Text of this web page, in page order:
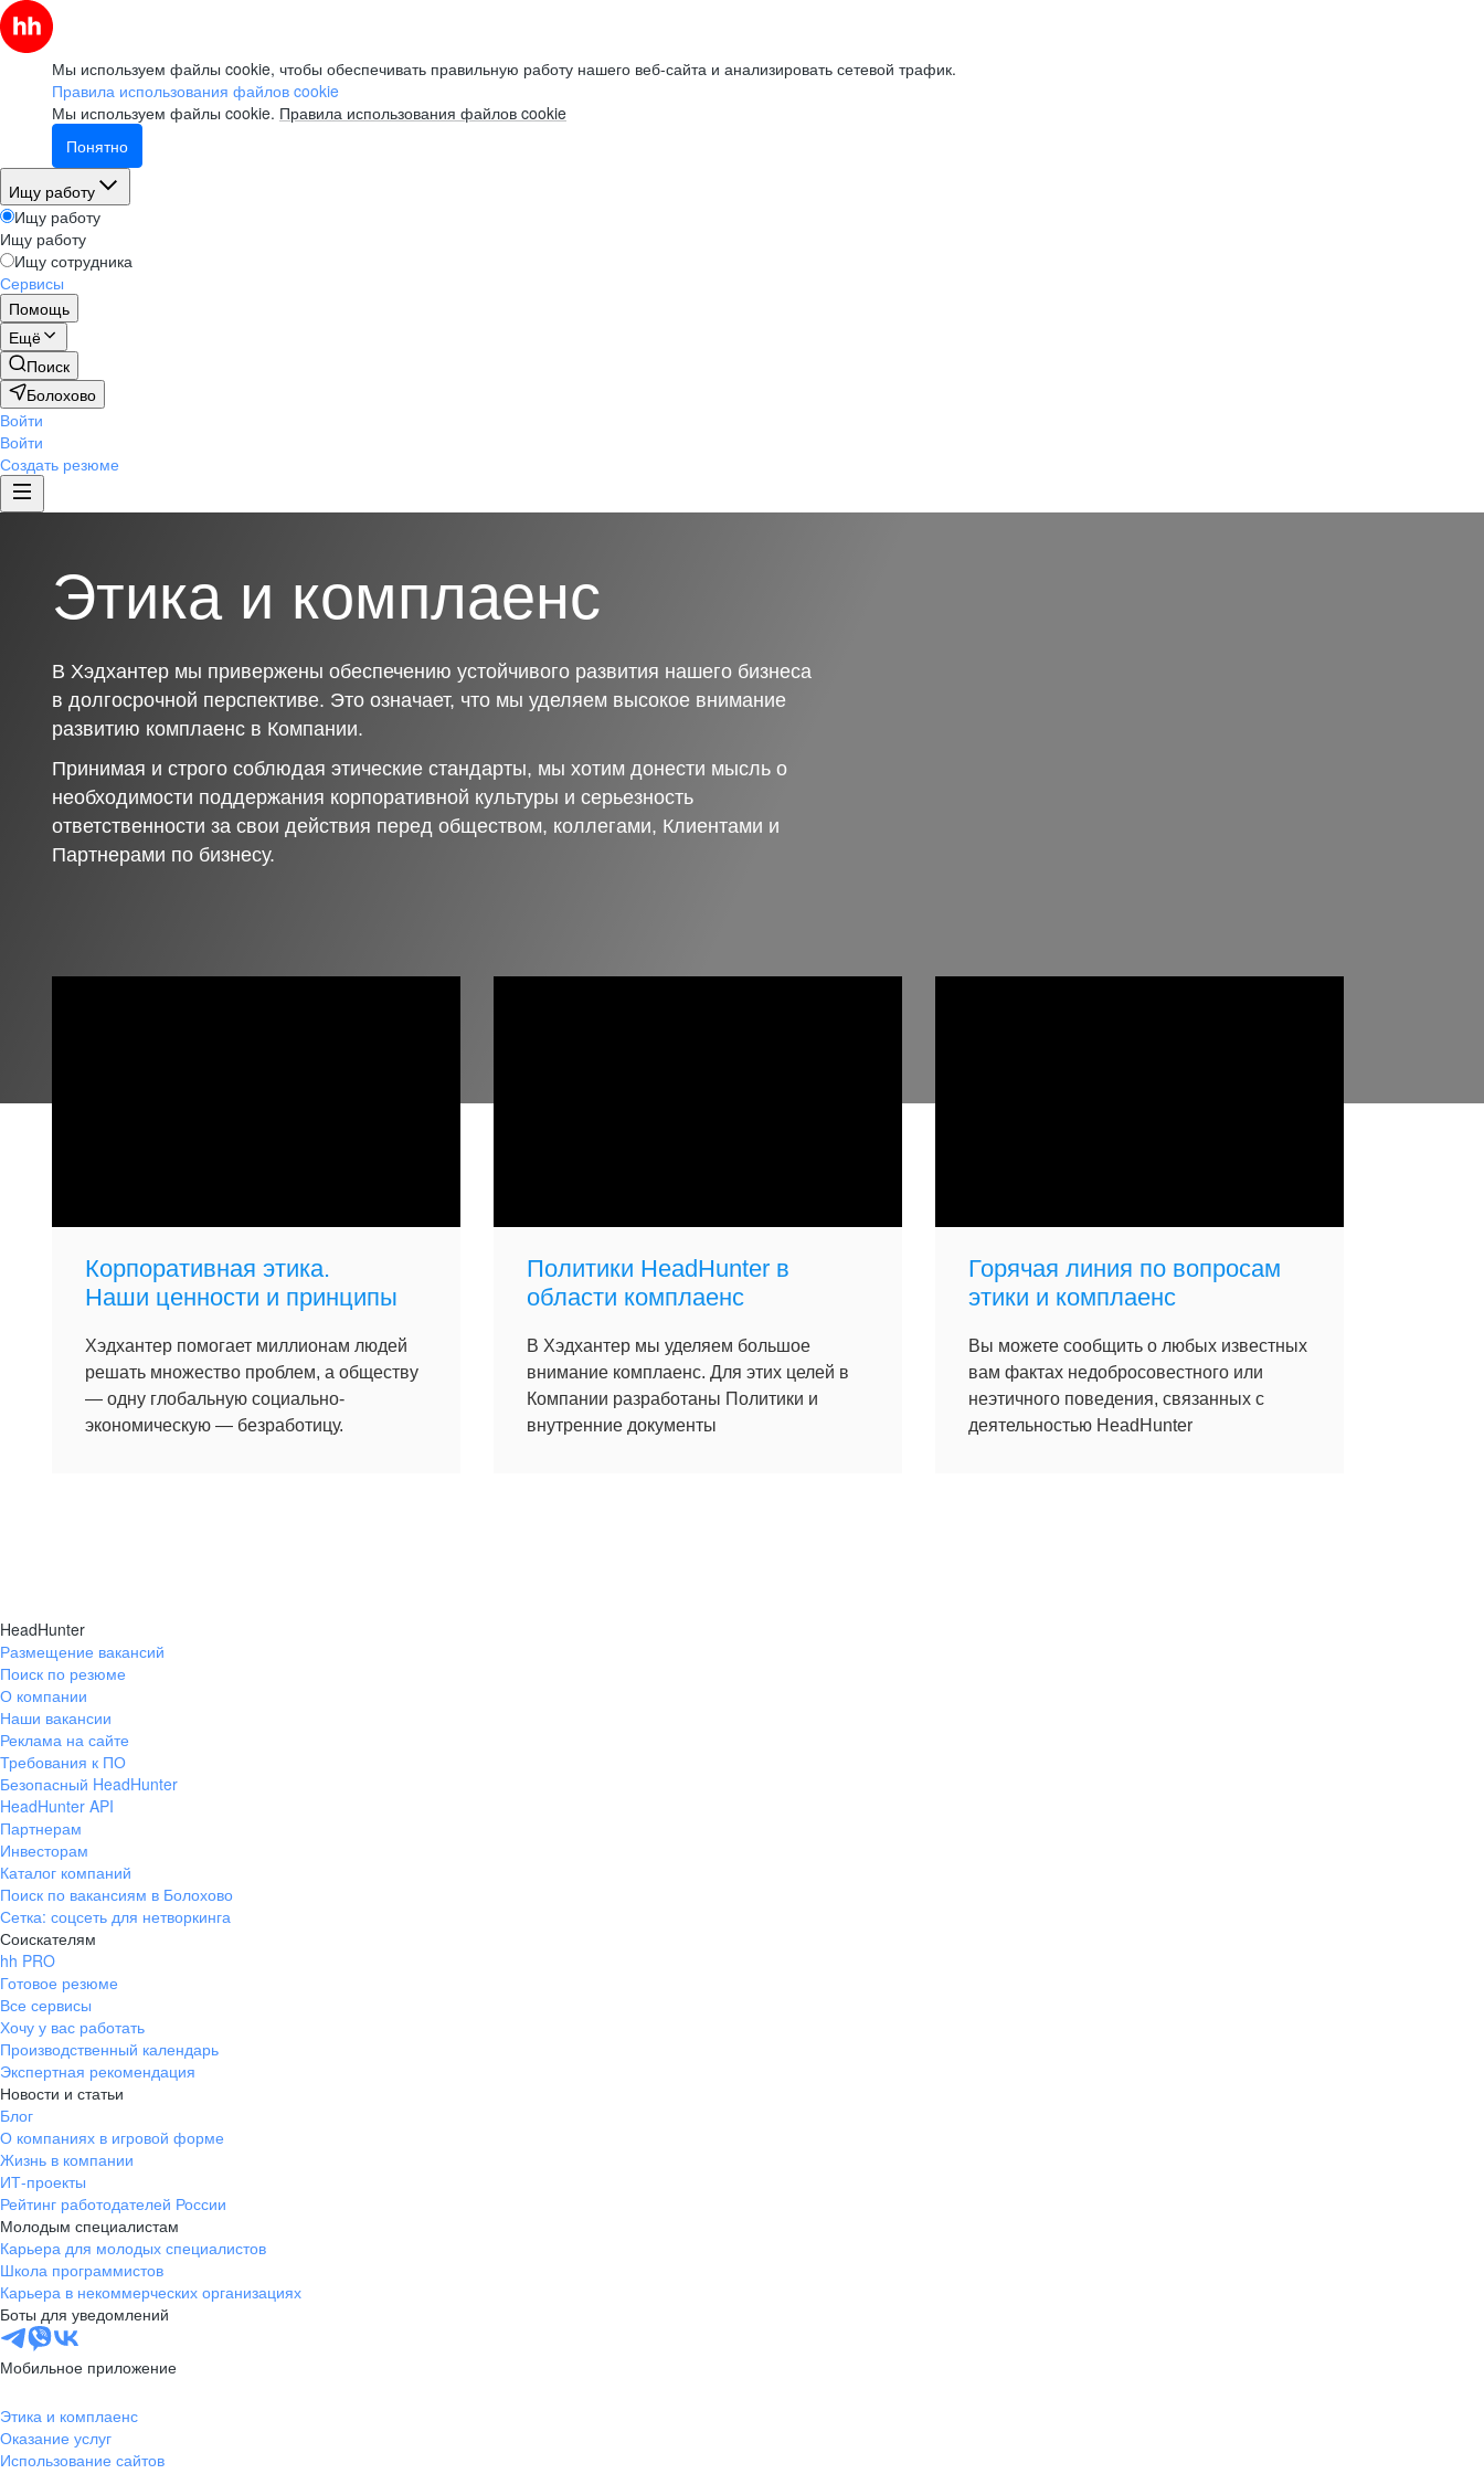
Мы используем файлы cookie, чтобы обеспечивать правильную работу нашего веб-сайта и анализировать сетевой трафик.
Правила использования файлов cookie
Мы используем файлы cookie. Правила использования файлов cookie
Понятно
Ищу работу
Ищу работу
Ищу работу
Ищу сотрудника
Сервисы
Помощь
Ещё
Поиск
Болохово
Войти
Войти
Создать резюме
Этика и комплаенс
В Хэдхантер мы привержены обеспечению устойчивого развития нашего бизнеса
в долгосрочной перспективе. Это означает, что мы уделяем высокое внимание
развитию комплаенс в Компании.
Принимая и строго соблюдая этические стандарты, мы хотим донести мысль о
необходимости поддержания корпоративной культуры и серьезность
ответственности за свои действия перед обществом, коллегами, Клиентами и
Партнерами по бизнесу.
Корпоративная этика.
Наши ценности и принципы
Хэдхантер помогает миллионам людей
решать множество проблем, а обществу
— одну глобальную социально-
экономическую — безработицу.
Политики HeadHunter в
области комплаенс
В Хэдхантер мы уделяем большое
внимание комплаенс. Для этих целей в
Компании разработаны Политики и
внутренние документы
Горячая линия по вопросам
этики и комплаенс
Вы можете сообщить о любых известных
вам фактах недобросовестного или
неэтичного поведения, связанных с
деятельностью HeadHunter
HeadHunter
Размещение вакансий
Поиск по резюме
О компании
Наши вакансии
Реклама на сайте
Требования к ПО
Безопасный HeadHunter
HeadHunter API
Партнерам
Инвесторам
Каталог компаний
Поиск по вакансиям в Болохово
Сетка: соцсеть для нетворкинга
Соискателям
hh PRO
Готовое резюме
Все сервисы
Хочу у вас работать
Производственный календарь
Экспертная рекомендация
Новости и статьи
Блог
О компаниях в игровой форме
Жизнь в компании
ИТ-проекты
Рейтинг работодателей России
Молодым специалистам
Карьера для молодых специалистов
Школа программистов
Карьера в некоммерческих организациях
Боты для уведомлений
Мобильное приложение
Этика и комплаенс
Оказание услуг
Использование сайтов